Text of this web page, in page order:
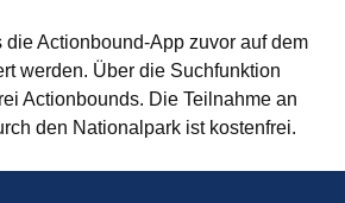
die Actionbound-App zuvor auf dem
werden. Über die Suchfunktion
Actionbounds. Die Teilnahme an
den Nationalpark ist kostenfrei.